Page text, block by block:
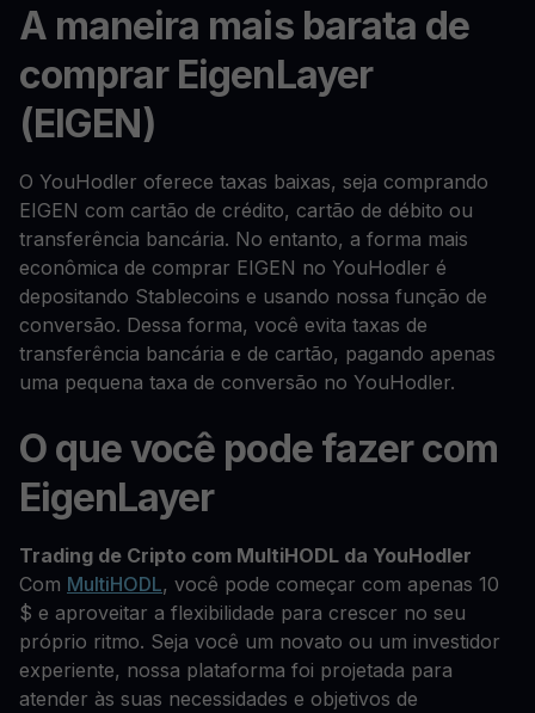
A maneira mais barata de
comprar EigenLayer
(EIGEN)
O YouHodler oferece taxas baixas, seja comprando
EIGEN com cartão de crédito, cartão de débito ou
transferência bancária. No entanto, a forma mais
econômica de comprar EIGEN no YouHodler é
depositando Stablecoins e usando nossa função de
conversão. Dessa forma, você evita taxas de
transferência bancária e de cartão, pagando apenas
uma pequena taxa de conversão no YouHodler.
O que você pode fazer com
EigenLayer
Trading de Cripto com MultiHODL da YouHodler
Com MultiHODL, você pode começar com apenas 10
$ e aproveitar a flexibilidade para crescer no seu
próprio ritmo. Seja você um novato ou um investidor
experiente, nossa plataforma foi projetada para
atender às suas necessidades e objetivos de